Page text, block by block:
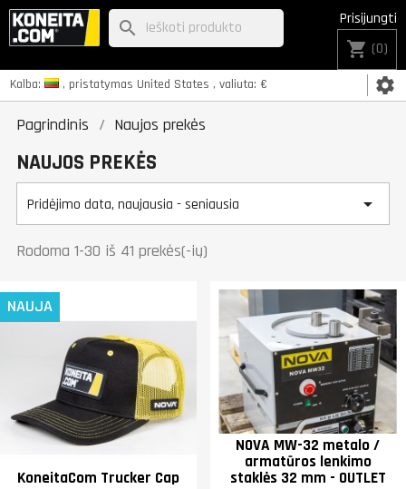
Kalba: , pristatymas United States , valiuta: € settings
Prisijungti
shopping_cart (0)
search
Pagrindinis Naujos prekės
NAUJOS PREKĖS
Pridėjimo data, naujausia - seniausia 
Rodoma 1-30 iš 41 prekės(-ių)
NAUJA
KoneitaCom Trucker Cap
NOVA MW-32 metalo /
armatūros lenkimo
staklės 32 mm - OUTLET